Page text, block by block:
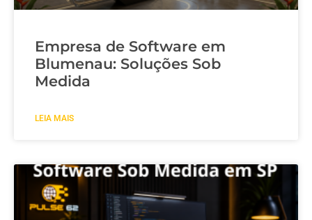
Empresa de Software em
Blumenau: Soluções Sob
Medida
LEIA MAIS